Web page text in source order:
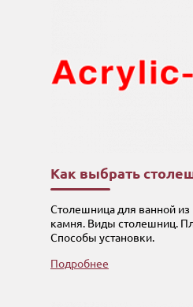
Как выбрать
Столешница для ванной из
камня. Виды столешниц.
Способы установки.
Подробнее